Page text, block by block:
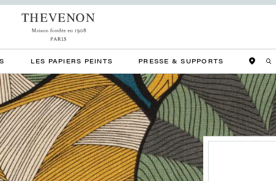
LES PAPIERS PEINTS PRESSE & SUPPORTS